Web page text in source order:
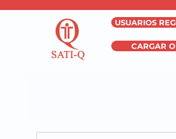
USUARIOS
CARGAR